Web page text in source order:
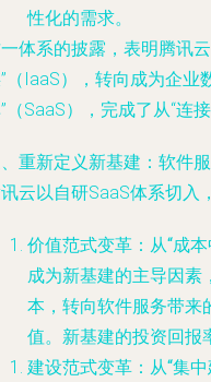
性化的需求。
体系的披露，表明腾讯
（IaaS），转向成为企业
（SaaS），完成了从“连
重新定义新基建：软件
云以自研SaaS体系切入
价值范式变革：从“成
成为新基建的主导因素
本，转向软件服务带来
值。新基建的投资回报
建设范式变革：从“集中